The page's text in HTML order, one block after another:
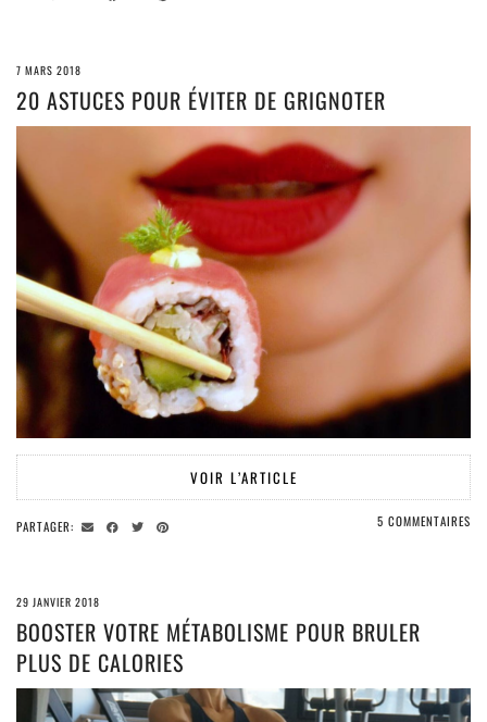
7 MARS 2018
20 ASTUCES POUR ÉVITER DE GRIGNOTER
VOIR L’ARTICLE
PARTAGER: 5 COMMENTAIRES
29 JANVIER 2018
BOOSTER VOTRE MÉTABOLISME POUR BRULER
PLUS DE CALORIES